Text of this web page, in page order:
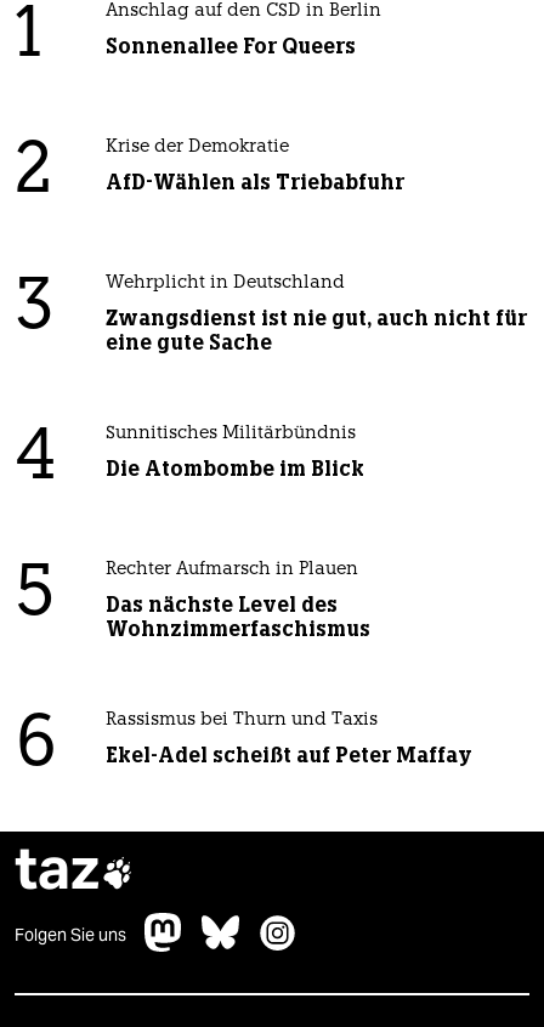
1 Anschlag auf den CSD in Berlin
Sonnenallee For Queers
2 Krise der Demokratie
AfD-Wählen als Triebabfuhr
3 Wehrplicht in Deutschland
Zwangsdienst ist nie gut, auch nicht für
eine gute Sache
4 Sunnitisches Militärbündnis
Die Atombombe im Blick
5 Rechter Aufmarsch in Plauen
Das nächste Level des
Wohnzimmerfaschismus
6 Rassismus bei Thurn und Taxis
Ekel-Adel scheißt auf Peter Maffay
taz
Folgen Sie uns